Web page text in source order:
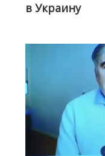
в Украину